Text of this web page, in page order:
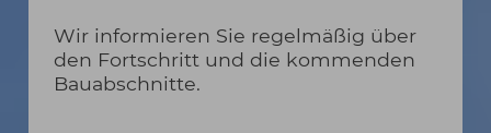
Wir informieren Sie regelmäßig über
den Fortschritt und die kommenden
Bauabschnitte.